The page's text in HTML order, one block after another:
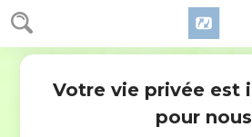
Genèse 8
les petites bêtes qui se déplacent sur
remplissent la terre, qu’ils fassent
nombreux ! »
Alors Noé sort, avec ses fils, sa
Tous les animaux, toutes les petites
Votre vie privée est
pour nous